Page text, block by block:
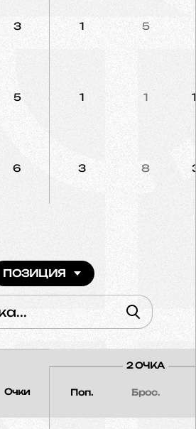
3 1 5
5 1 1
6 3 8
ПОЗИЦИЯ
Очки
2 ОЧКА
Поп. Брос.